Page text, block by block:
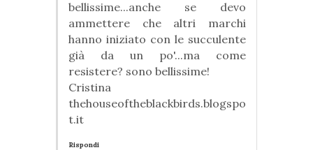
bellissime...anche se devo
ammettere che altri marchi
hanno iniziato con le succulente
già da un po'...ma come
resistere? sono bellissime!
Cristina
thehouseoftheblackbirds.blogspo
t.it
Rispondi